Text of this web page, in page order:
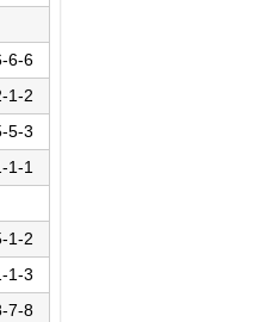
6-6
1-2
5-3
1-1
1-2
1-3
7-8